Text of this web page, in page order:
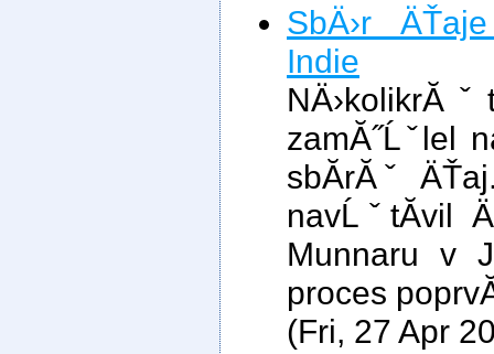
SbÄ›r
Indie
zamĂ˝Ĺˇlel
sbĂ­rĂˇ
navĹˇtĂ­vil
Munnaru v
proces
(Fri, 27 Apr